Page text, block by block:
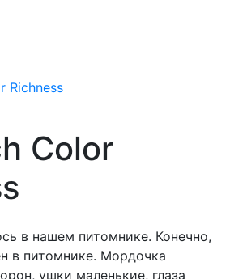
Richness
Color
в нашем питомнике. Конечно,
в питомнике. Мордочка
ушки маленькие, глаза